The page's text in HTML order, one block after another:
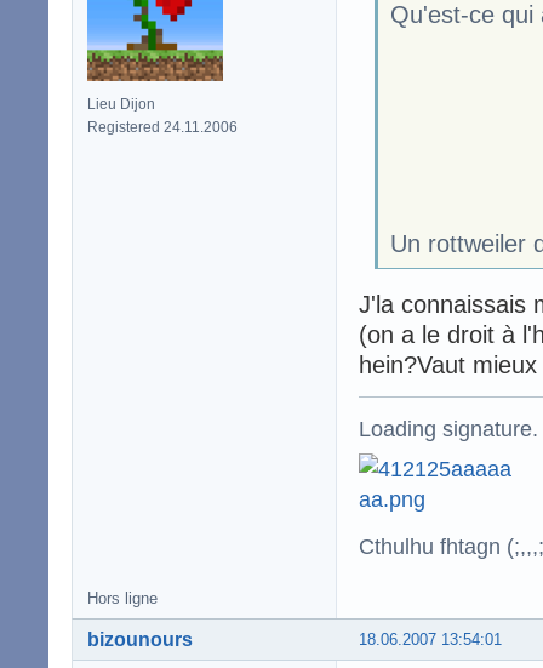
Lieu Dijon
Registered 24.11.2006
Qu'est-ce qui
Un rottweiler
J'la connaissais
(on a le droit à
hein?Vaut
Loading signature.
Cthulhu fhtagn
Hors ligne
18.06.2007 13:54:01
bizounours